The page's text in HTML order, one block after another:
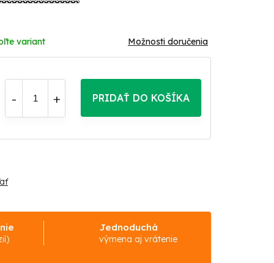
variant Možnosti doručenia
PRIDAŤ DO KOŠÍKA
Jednoduchá
výmena aj vrátenie